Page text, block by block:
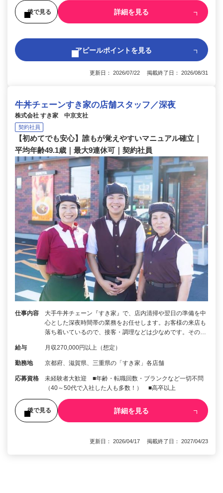
後で見る 詳細を見る
アピールポイントを見る
更新日： 2026/07/22 掲載終了日： 2026/08/31
牛丼チェーンすき家の店舗スタッフ／深夜
株式会社 すき家 中京支社
契約社員
【初めてでも安心】誰もが覚えやすいマニュアル確立｜
平均年齢49.1歳｜最大9連休可｜契約社員
仕事内容
大手牛丼チェーン『すき家』で、店内清掃や翌日の準備を中
心とした深夜時間帯の業務をお任せします。お客様の来店も
落ち着いているので、接客・調理などは少なめです。その…
給与 月収270,000円以上（想定）
勤務地 京都府、滋賀県、三重県の「すき家」各店舗
応募資格
未経験者大歓迎 ■年齢・転職回数・ブランクなど一切不問
（40～50代で入社した人も多数！） ■高卒以上
後で見る 詳細を見る
更新日： 2026/04/17 掲載終了日： 2027/04/23